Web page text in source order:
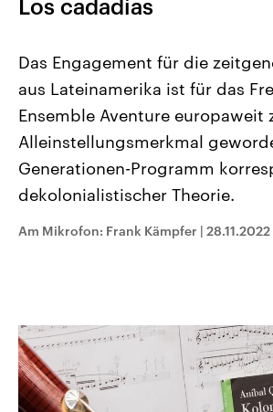
Landtagswahl Sachsen-Anhalt
Alle Informationen
Sachsen-Anhalt wählt am 6.
September 2026 einen neuen
Landtag. Seit 2021 wird das
Bundesland von einer Koalition aus
Umfragen, Prognosen,
USA
Los cadadías
Das Engagement für die
aus Lateinamerika ist für das
Ensemble Aventure europaweit
Alleinstellungsmerkmal
Generationen-Programm
dekolonialistischer Theorie.
Am Mikrofon: Frank Kämpfer | 28.11.2022